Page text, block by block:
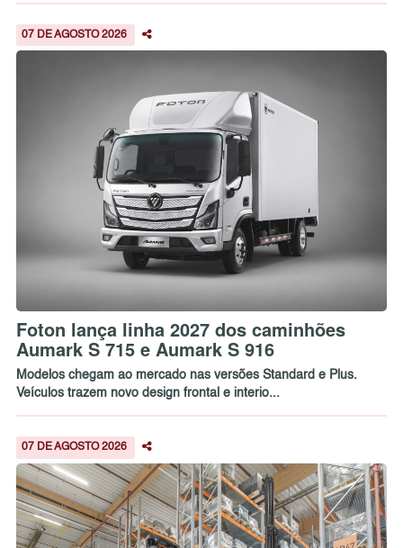
07 DE AGOSTO 2026
Foton lança linha 2027 dos caminhões
Aumark S 715 e Aumark S 916
Modelos chegam ao mercado nas versões Standard e Plus.
Veículos trazem novo design frontal e interio...
07 DE AGOSTO 2026